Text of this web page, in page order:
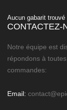
Aucun gabarit
CONTACTEZ-
Notre équipe est
répondons à
commandes:
Email: